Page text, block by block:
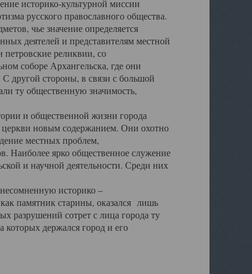
историко-культурной миссии
русского православного общества.
чье значение определяется
деятелей и представителям местной
петровские реликвии, со
соборе Архангельска, где они
другой стороны, в связи с большой
ту общественную значимость,
и общественной жизни города
церкви новым содержанием. Они охотно
местных проблем,
Наиболее ярко общественное служение
и научной деятельности. Среди них
историко –
памятник старины, оказался лишь
разрушений сотрет с лица города ту
держался город и его